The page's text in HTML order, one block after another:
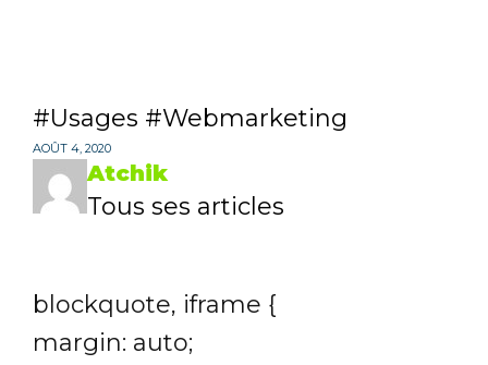
Usages Webmarketing
AOÛT 4, 2020
Atchik
Tous ses articles
blockquote, iframe {
margin: auto;